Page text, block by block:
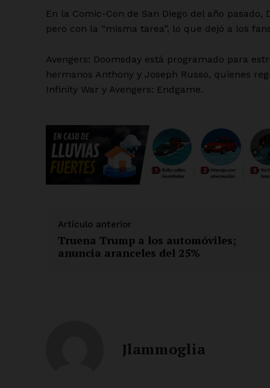
En la Comic-Con de San Diego del año
pero con la “misma tarea”, lo que dejó a los
Avengers: Doomsday está programado para
hermanos Anthony y Joseph Russo, quienes
Infinity War y Avengers: Endgame.
Artículo anterior
Truena Trump a los automóviles;
anuncia aranceles del 25%
Jlammoglia